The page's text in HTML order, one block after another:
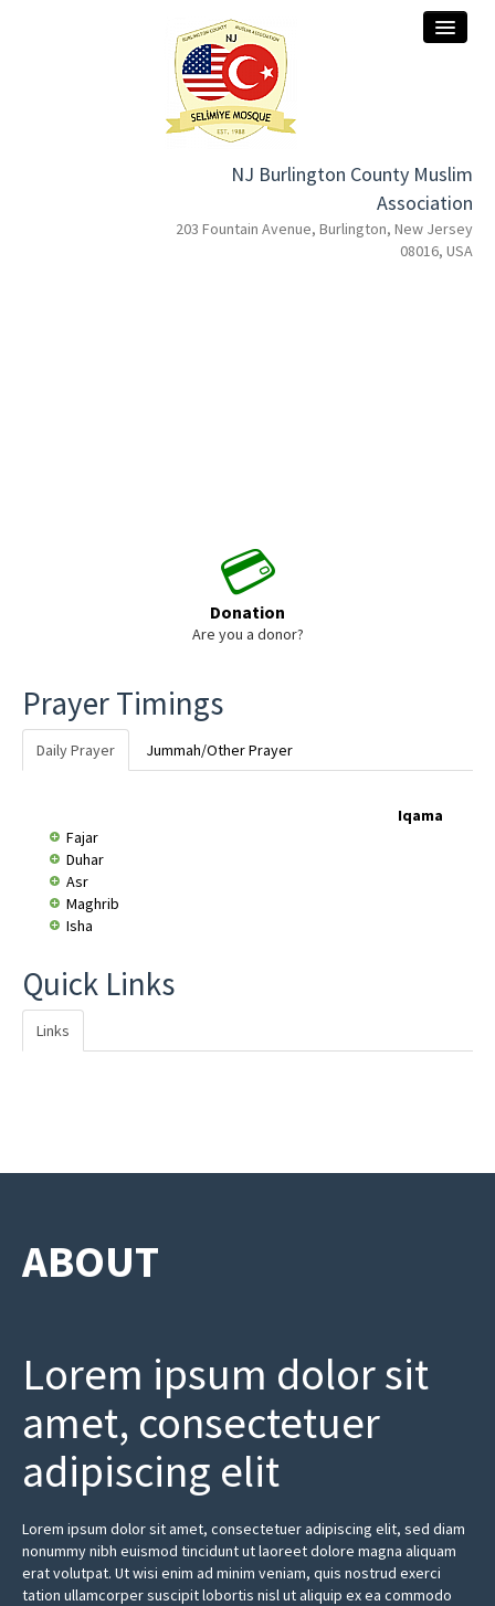
home
about
NJ Burlington County Muslim
Association
203 Fountain Avenue, Burlington, New Jersey
08016, USA
💳
Donation
Are you a donor?
Prayer Timings
Daily Prayer Jummah/Other Prayer
Iqama
Fajar
Duhar
Asr
Maghrib
Isha
Quick Links
Links
ABOUT
Lorem ipsum dolor sit
amet, consectetuer
adipiscing elit
Lorem ipsum dolor sit amet, consectetuer adipiscing elit, sed diam
nonummy nibh euismod tincidunt ut laoreet dolore magna aliquam
erat volutpat. Ut wisi enim ad minim veniam, quis nostrud exerci
tation ullamcorper suscipit lobortis nisl ut aliquip ex ea commodo